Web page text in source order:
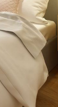
Trinh - TimesCity